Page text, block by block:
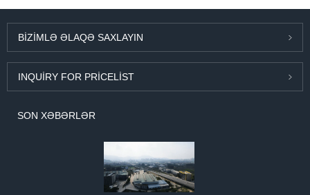
BIZIMLƏ ƏLAQƏ SAXLAYIN
INQUIRY FOR PRICELIST
SON XƏBƏRLƏR